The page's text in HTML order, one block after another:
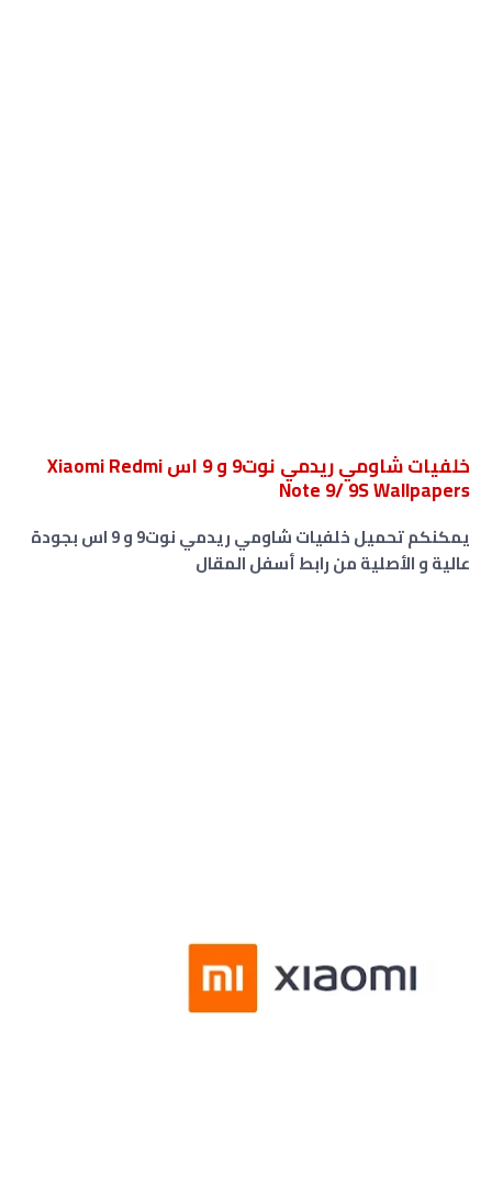
خلفيات شاومي ريدمي نوت9 و 9 اس Xiaomi Redmi
Note 9/ 9S Wallpapers
يمكنكم تحميل خلفيات شاومي ريدمي نوت9 و 9 اس بجودة
عالية و الأصلية من رابط أسفل المقال